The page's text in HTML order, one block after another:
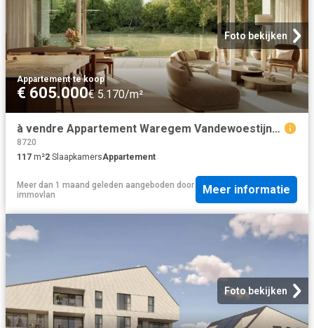
Foto bekijken
Appartement·te koop
€ 605.000€ 5.170/m²
à vendre Appartement Waregem Vandewoestijnelaan
8720
117 m²2 SlaapkamersAppartement
Meer dan 1 maand geleden aangeboden door
immovlan
Meer informatie
Foto bekijken